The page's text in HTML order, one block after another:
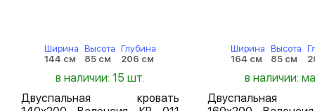
Ширина
144 см
Высота
85 см
Глубина
206 см
в наличии: 15 шт.
Двуспальная кровать
Ширина
164 см
Высота
85 см
в наличии:
Двуспальная